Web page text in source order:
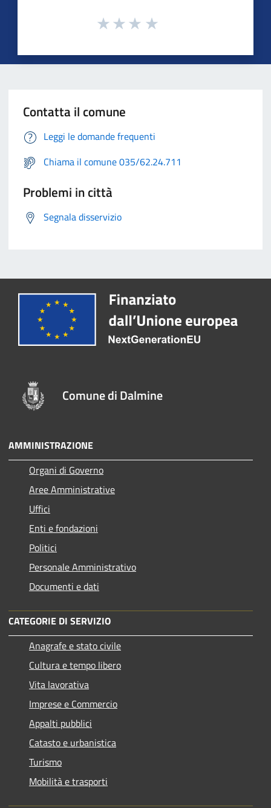
Contatta il comune
Leggi le domande frequenti
Chiama il comune 035/62.24.711
Problemi in città
Segnala disservizio
Comune di Dalmine
AMMINISTRAZIONE
Organi di Governo
Aree Amministrative
Uffici
Enti e fondazioni
Politici
Personale Amministrativo
Documenti e dati
CATEGORIE DI SERVIZIO
Anagrafe e stato civile
Cultura e tempo libero
Vita lavorativa
Imprese e Commercio
Appalti pubblici
Catasto e urbanistica
Turismo
Mobilità e trasporti